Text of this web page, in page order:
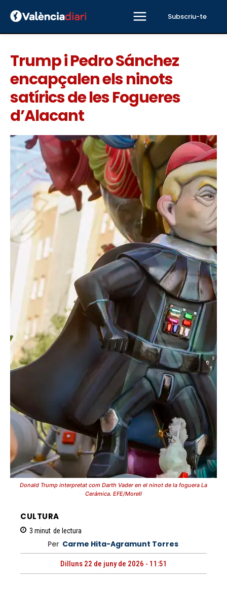
Subscriu-te
Trump i Pedro Sánchez
encapçalen els ninots
satírics de les Fogueres
d’Alacant
Donald Trump interpretat com Darth Vader en el ninot de la foguera La
Cerámica. EFE/Morell
CULTURA
3 minut de lectura
Per Carme Hita-Agramunt Torres
Dilluns 22 de juny de 2026 - 11:51